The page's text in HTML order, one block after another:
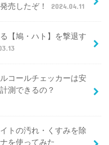
売したぞ！
2024.04.11
【鳩・ハト】を撃退す
コールチェッカーは安
測できるの？
トの汚れ・くすみを除
を使ってみた